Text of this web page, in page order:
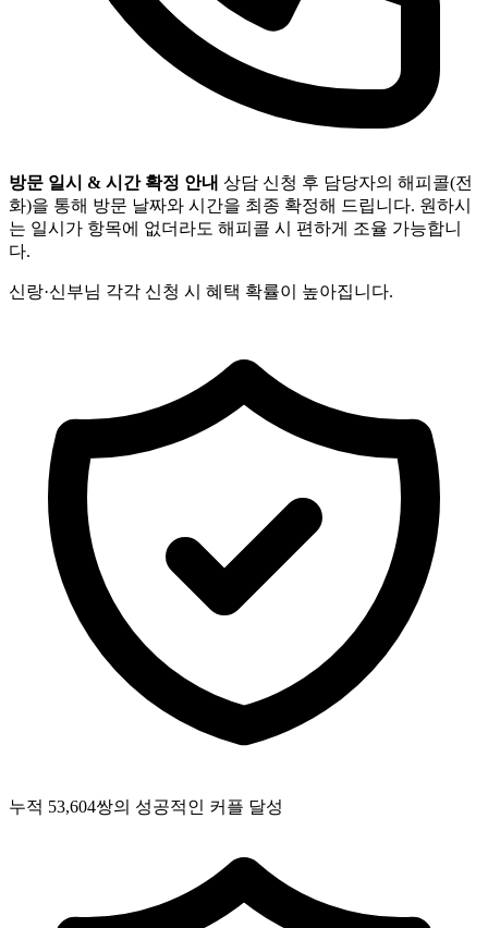
방문 일시 & 시간 확정 안내 상담 신청 후 담당자의 해피콜(전
화)을 통해 방문 날짜와 시간을 최종 확정해 드립니다. 원하시
는 일시가 항목에 없더라도 해피콜 시 편하게 조율 가능합니
다.
신랑·신부님 각각 신청 시 혜택 확률이 높아집니다.
누적 53,604쌍의 성공적인 커플 달성